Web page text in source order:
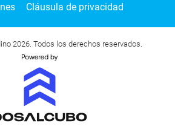
Cláusula de privacidad
2026. Todos los derechos reservados.